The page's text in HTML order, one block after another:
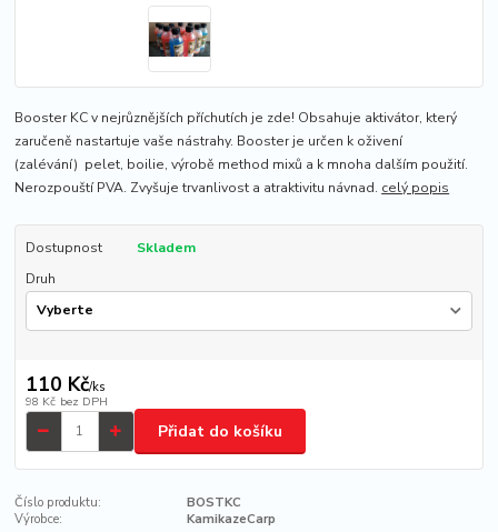
Booster KC v nejrůznějších příchutích je zde! Obsahuje aktivátor, který
zaručeně nastartuje vaše nástrahy. Booster je určen k oživení
(zalévání) pelet, boilie, výrobě method mixů a k mnoha dalším použití.
Nerozpouští PVA. Zvyšuje trvanlivost a atraktivitu návnad. celý popis
Dostupnost
Skladem
Druh
110 Kč/ks
98 Kč bez DPH
Přidat do košíku
Číslo produktu:
BOSTKC
Výrobce:
KamikazeCarp